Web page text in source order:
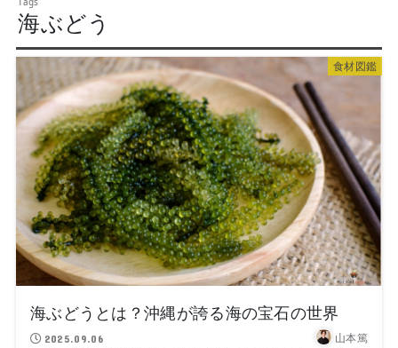
海ぶどう
食材図鑑
海ぶどうとは？沖縄が誇る海の宝石の世界
2025.09.06 山本篤